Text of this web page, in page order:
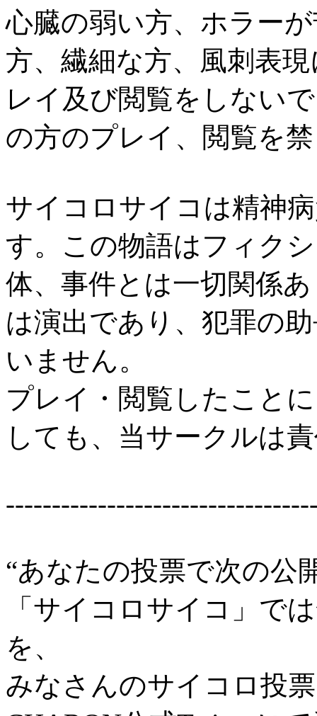
心臓の弱い方、ホラー
方、繊細な方、風刺表
レイ及び閲覧をしない
の方のプレイ、閲覧を
サイコロサイコは精神
す。この物語はフィク
体、事件とは一切関係
は演出であり、犯罪の
いません。
プレイ・閲覧したこと
しても、当サークルは
“あなたの投票で次の公
「サイコロサイコ」で
を、
みなさんのサイコロ投